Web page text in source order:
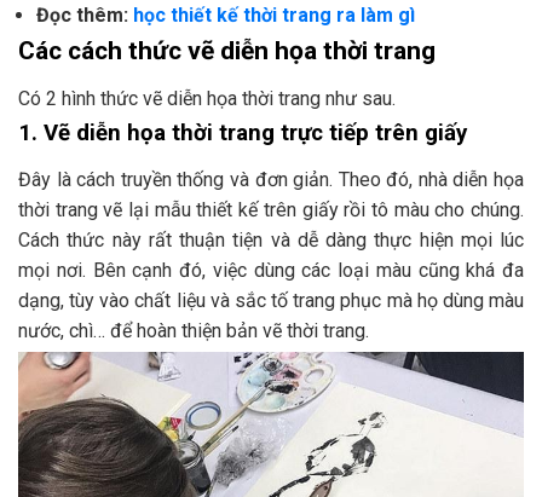
Đọc thêm: học thiết kế thời trang ra làm gì
Các cách thức vẽ diễn họa thời trang
Có 2 hình thức vẽ diễn họa thời trang như sau.
1. Vẽ diễn họa thời trang trực tiếp trên giấy
Đây là cách truyền thống và đơn giản. Theo đó, nhà diễn họa
thời trang vẽ lại mẫu thiết kế trên giấy rồi tô màu cho chúng.
Cách thức này rất thuận tiện và dễ dàng thực hiện mọi lúc
mọi nơi. Bên cạnh đó, việc dùng các loại màu cũng khá đa
dạng, tùy vào chất liệu và sắc tố trang phục mà họ dùng màu
nước, chì… để hoàn thiện bản vẽ thời trang.